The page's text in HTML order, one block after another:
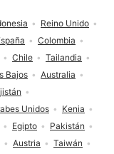
Reino Unido
Colombia
Chile
Tailandia
Bajos
Australia
Unidos
Kenia
Egipto
Pakistán
Austria
Taiwán